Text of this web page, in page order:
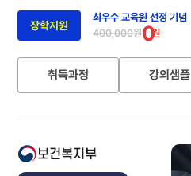
장학지원
최우수 교육원 선정 기념
400,000원0원
취득과정 강의샘플
보건복지부